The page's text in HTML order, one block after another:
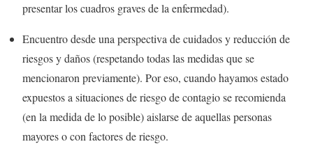
presentar los cuadros graves de la enfermedad).
Encuentro desde una perspectiva de cuidados y reducción de
riesgos y daños (respetando todas las medidas que se
mencionaron previamente). Por eso, cuando hayamos estado
expuestos a situaciones de riesgo de contagio se recomienda
(en la medida de lo posible) aislarse de aquellas personas
mayores o con factores de riesgo.